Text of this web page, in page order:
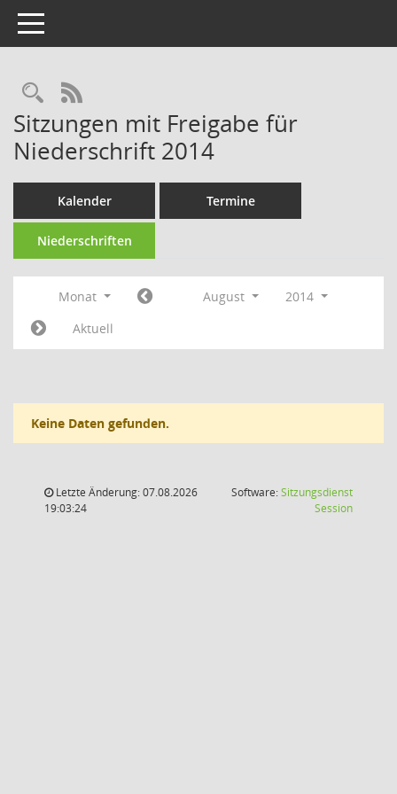
Toggle navigation
Rechercheauswahl
RSS-Feed
Sitzungen mit Freigabe für
Niederschrift 2014
Kalender Termine
Niederschriften
Monat August
2014
Aktuell
Keine Daten gefunden.
Letzte Änderung: 07.08.2026
19:03:24
Software:Sitzungsdienst
Session(Wird in